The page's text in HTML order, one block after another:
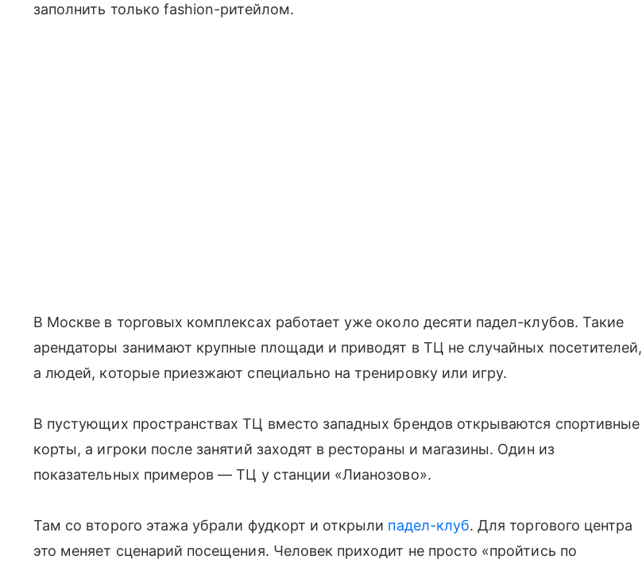
заполнить только fashion-ритейлом.
В Москве в торговых комплексах работает уже около десяти падел-клубов. Такие
арендаторы занимают крупные площади и приводят в ТЦ не случайных посетителей,
а людей, которые приезжают специально на тренировку или игру.
В пустующих пространствах ТЦ вместо западных брендов открываются спортивные
корты, а игроки после занятий заходят в рестораны и магазины. Один из
показательных примеров — ТЦ у станции «Лианозово».
Там со второго этажа убрали фудкорт и открыли падел-клуб. Для торгового центра
это меняет сценарий посещения. Человек приходит не просто «пройтись по